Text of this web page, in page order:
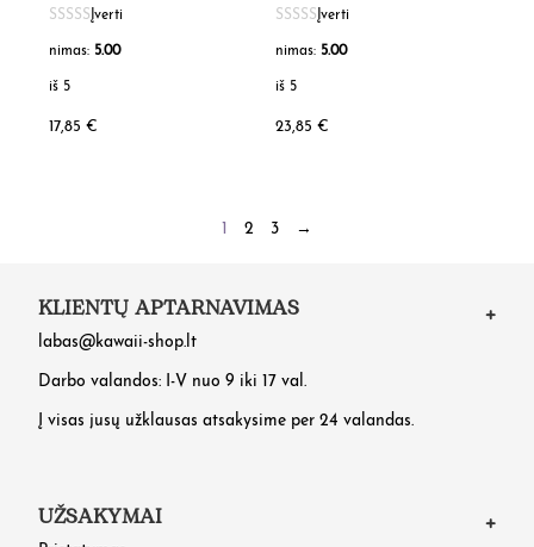
Įverti
nimas: 5.00
iš 5
17,85€
Įverti
nimas: 5.00
iš 5
23,85€
2 3 →
KLIENTŲ APTARNAVIMAS
labas@kawaii-shop.lt
Darbo valandos: I-V nuo 9 iki 17 val.
Į visas jusų užklausas atsakysime per 24 valandas.
UŽSAKYMAI